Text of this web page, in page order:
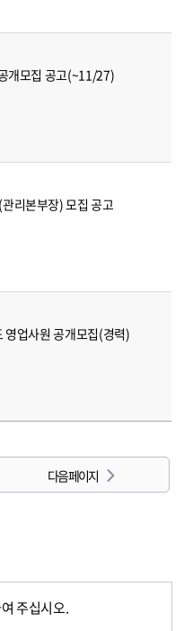
개모집 공고(~11/27)
리본부장) 모집 공고
업사원 공개모집(경력)
다음 페이지
주십시오.